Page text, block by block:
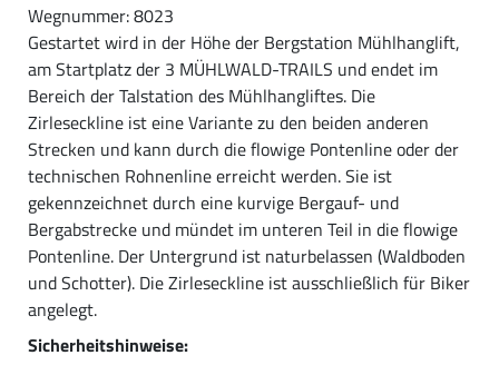
Wegnummer: 8023
Gestartet wird in der Höhe der Bergstation Mühlhanglift,
am Startplatz der 3 MÜHLWALD-TRAILS und endet im
Bereich der Talstation des Mühlhangliftes. Die
Zirleseckline ist eine Variante zu den beiden anderen
Strecken und kann durch die flowige Pontenline oder der
technischen Rohnenline erreicht werden. Sie ist
gekennzeichnet durch eine kurvige Bergauf- und
Bergabstrecke und mündet im unteren Teil in die flowige
Pontenline. Der Untergrund ist naturbelassen (Waldboden
und Schotter). Die Zirleseckline ist ausschließlich für Biker
angelegt.
Sicherheitshinweise: